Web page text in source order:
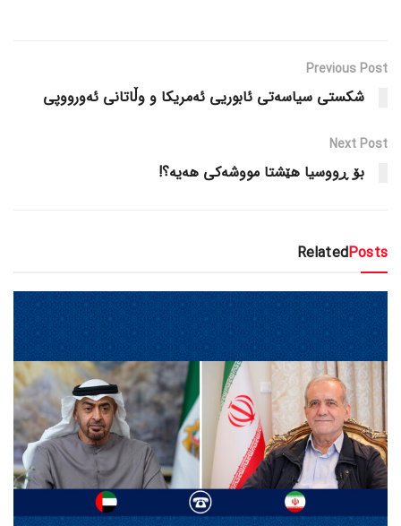
Previous Post
شکستی سیاسەتی ئابوریی ئەمریکا و وڵاتانی ئەورووپی
Next Post
بۆ ڕووسیا هێشتا مووشەکی هەیە؟!
RelatedPosts